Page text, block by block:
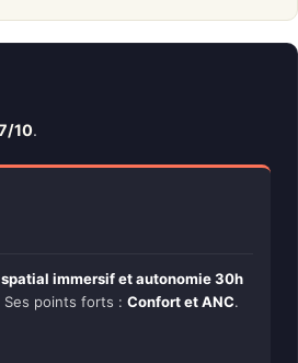
10.
immersif et autonomie 30h
points forts : Confort et ANC.